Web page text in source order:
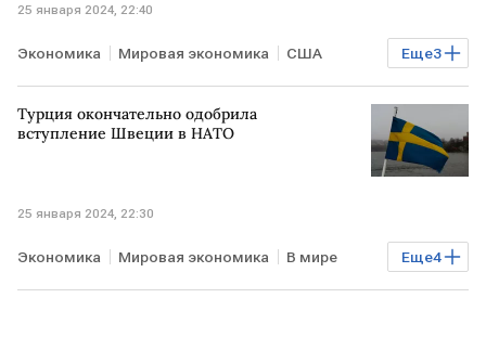
25 января 2024, 22:40
Еще3
Экономика Мировая экономика США
госдолг США Минфин США Джанет Йеллен
Турция окончательно одобрила
вступление Швеции в НАТО
25 января 2024, 22:30
Еще4
Экономика Мировая экономика В мире
ТУРЦИЯ ШВЕЦИЯ НАТО